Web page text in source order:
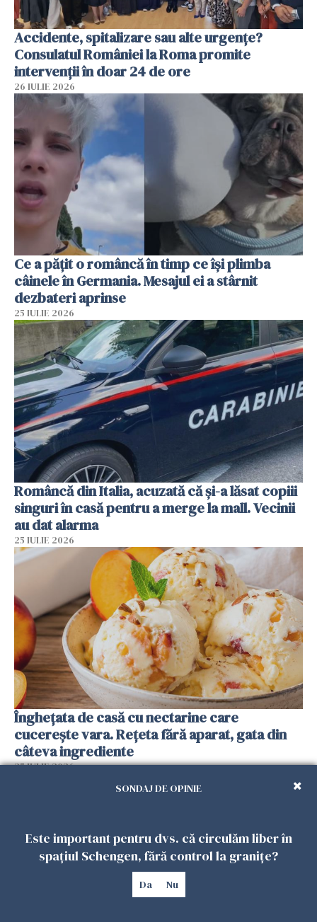
Accidente, spitalizare sau alte urgențe?
Consulatul României la Roma promite
intervenții în doar 24 de ore
26 IULIE 2026
Ce a pățit o româncă în timp ce își plimba
câinele în Germania. Mesajul ei a stârnit
dezbateri aprinse
25 IULIE 2026
Româncă din Italia, acuzată că și-a lăsat copiii
singuri în casă pentru a merge la mall. Vecinii
au dat alarma
25 IULIE 2026
Înghețata de casă cu nectarine care
cucerește vara. Rețeta fără aparat, gata din
câteva ingrediente
25 IULIE 2026
SONDAJ DE OPINIE
Este important pentru dvs. că circulăm liber în
spațiul Schengen, fără control la granițe?
Da Nu